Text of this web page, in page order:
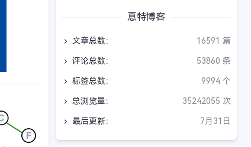
惪特博客
文章总数： 16591 篇
评论总数： 53860 条
标签总数： 9994 个
总浏览量： 35242055 次
最后更新： 7月31日